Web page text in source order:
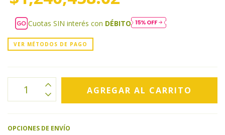
Cuotas SIN interés con DÉBITO
VER MÉTODOS DE PAGO
OPCIONES DE ENVÍO